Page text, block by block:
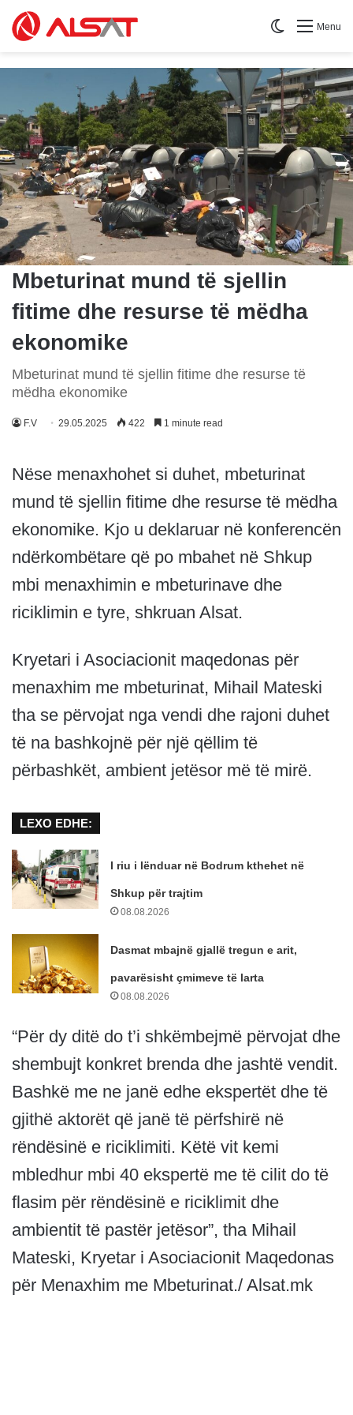
Menu
Switch skin
Mbeturinat mund të sjellin
fitime dhe resurse të mëdha
ekonomike
Mbeturinat mund të sjellin fitime dhe resurse të
mëdha ekonomike
F.V 29.05.2025 422 1 minute read
Nëse menaxhohet si duhet, mbeturinat
mund të sjellin fitime dhe resurse të mëdha
ekonomike. Kjo u deklaruar në konferencën
ndërkombëtare që po mbahet në Shkup
mbi menaxhimin e mbeturinave dhe
riciklimin e tyre, shkruan Alsat.
Kryetari i Asociacionit maqedonas për
menaxhim me mbeturinat, Mihail Mateski
tha se përvojat nga vendi dhe rajoni duhet
të na bashkojnë për një qëllim të
përbashkët, ambient jetësor më të mirë.
LEXO EDHE:
I riu i lënduar në Bodrum kthehet në
Shkup për trajtim
08.08.2026
Dasmat mbajnë gjallë tregun e arit,
pavarësisht çmimeve të larta
08.08.2026
“Për dy ditë do t’i shkëmbejmë përvojat dhe
shembujt konkret brenda dhe jashtë vendit.
Bashkë me ne janë edhe ekspertët dhe të
gjithë aktorët që janë të përfshirë në
rëndësinë e riciklimiti. Këtë vit kemi
mbledhur mbi 40 ekspertë me të cilit do të
flasim për rëndësinë e riciklimit dhe
ambientit të pastër jetësor”, tha Mihail
Mateski, Kryetar i Asociacionit Maqedonas
për Menaxhim me Mbeturinat./ Alsat.mk